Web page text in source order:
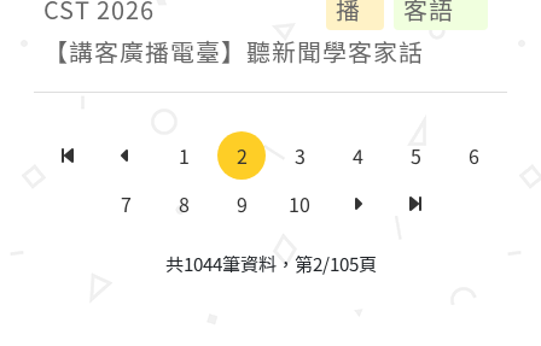
CST 2026
播
客語
【講客廣播電臺】聽新聞學客家話
第一頁 上一頁
1 2 3 4 5
6
7
8 9 10
下一頁最後一頁
共1044筆資料，第2/105頁